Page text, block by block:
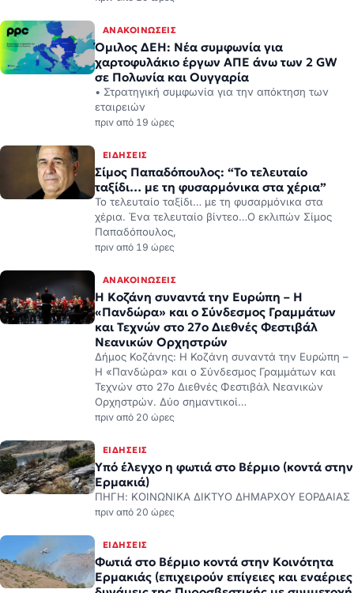
σε Πολωνία και Ουγγαρία
• Στρατηγική συμφωνία για την απόκτηση των
εταιρειών
πριν από 19 ώρες
ΕΙΔΉΣΕΙΣ
Σίμος Παπαδόπουλος: “Το τελευταίο
Το τελευταίο ταξίδι… με τη φυσαρμόνικα στα
χέρια. Ένα τελευταίο βίντεο…Ο εκλιπών Σίμος
Παπαδόπουλος,
πριν από 19 ώρες
ΑΝΑΚΟΙΝΏΣΕΙΣ
Η Κοζάνη συναντά την Ευρώπη – Η
και Τεχνών στο 27ο Διεθνές Φεστιβάλ
Νεανικών Ορχηστρών
Δήμος Κοζάνης: Η Κοζάνη συναντά την Ευρώπη –
Η «Πανδώρα» και ο Σύνδεσμος Γραμμάτων και
Τεχνών στο 27ο Διεθνές Φεστιβάλ Νεανικών
Ορχηστρών. Δύο σημαντικοί…
πριν από 20 ώρες
ΕΙΔΉΣΕΙΣ
Υπό έλεγχο η φωτιά στο Βέρμιο (κοντά στην
ΠΗΓΗ: ΚΟΙΝΩΝΙΚΑ ΔΙΚΤΥΟ ΔΗΜΑΡΧΟΥ ΕΟΡΔΑΙΑΣ
πριν από 20 ώρες
ΕΙΔΉΣΕΙΣ
Φωτιά στο Βέρμιο κοντά στην Κοινότητα
δυνάμεις της Πυροσβεστικής με συμμετοχή
του δήμου Εοτδαίας)
Φωτιά στο Βέρμιο κοντά στην Κοινότητα Ερμακιάς
(επιχειρούν επίγειες και εναέριες δυνάμης της